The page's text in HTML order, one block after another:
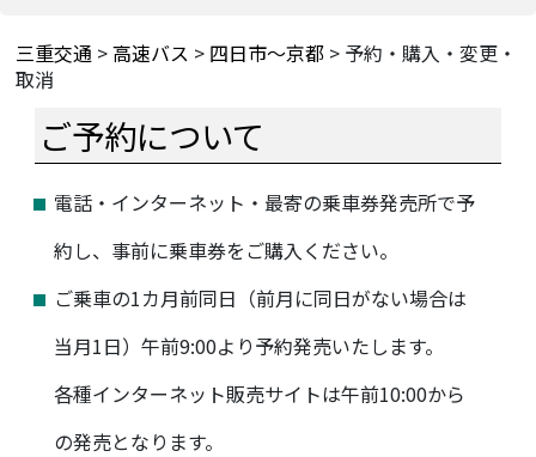
三重交通 >高速バス > 四日市～京都 > 予約・購入・変更・
取消
ご予約について
電話・インターネット・最寄の乗車券発売所で予
約し、事前に乗車券をご購入ください。
ご乗車の1カ月前同日（前月に同日がない場合は
当月1日）午前9:00より予約発売いたします。
各種インターネット販売サイトは午前10:00から
の発売となります。